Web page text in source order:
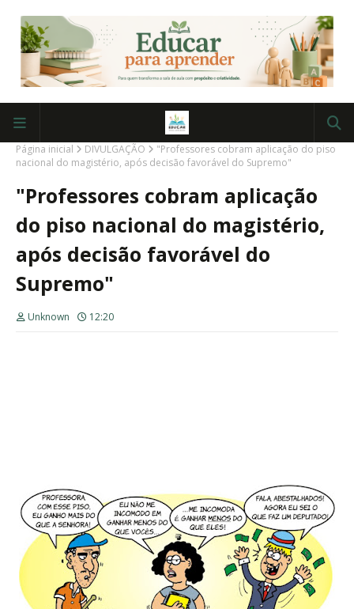
Página inicial DIVULGAÇÃO
"Professores cobram aplicação do piso
nacional do magistério, após decisão favorável do Supremo"
"Professores cobram aplicação
do piso nacional do magistério,
após decisão favorável do
Supremo"
Unknown 12:20